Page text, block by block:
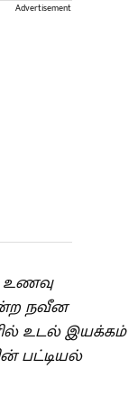
Advertisement
உணவு
நவீன
உடல் இயக்கம்
பட்டியல்